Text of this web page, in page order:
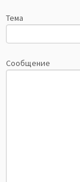
Тема
Сообщение